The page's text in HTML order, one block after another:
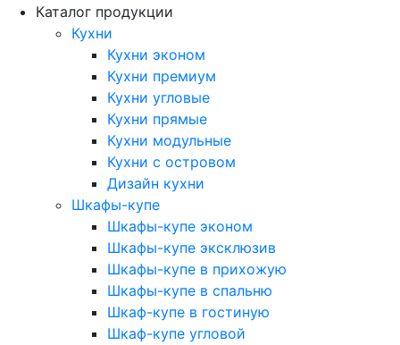
Каталог продукции
Кухни
Кухни эконом
Кухни премиум
Кухни угловые
Кухни прямые
Кухни модульные
Кухни с островом
Дизайн кухни
Шкафы-купе
Шкафы-купе эконом
Шкафы-купе эксклюзив
Шкафы-купе в прихожую
Шкафы-купе в спальню
Шкаф-купе в гостиную
Шкаф-купе угловой